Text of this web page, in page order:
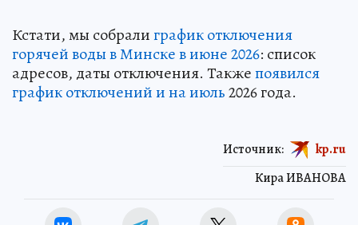
Кстати, мы собралиграфик отключения
горячей воды в Минске в июне 2026: список
адресов, даты отключения. Такжепоявился
график отключений и на июль2026 года.
Кира ИВАНОВА
Источник: kp.ru